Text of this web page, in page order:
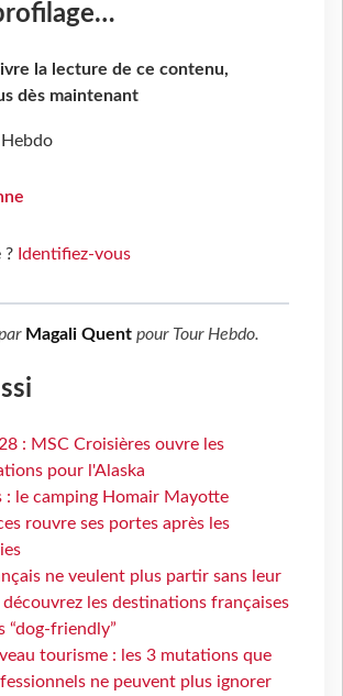
la lecture de ce contenu,
dès maintenant
? Identifiez-vous
Magali Quent pour Tour Hebdo.
: MSC Croisières ouvre les
pour l'Alaska
: le camping Homair Mayotte
rouvre ses portes après les
ne veulent plus partir sans leur
les destinations françaises
“dog-friendly”
tourisme : les 3 mutations que
ne peuvent plus ignorer